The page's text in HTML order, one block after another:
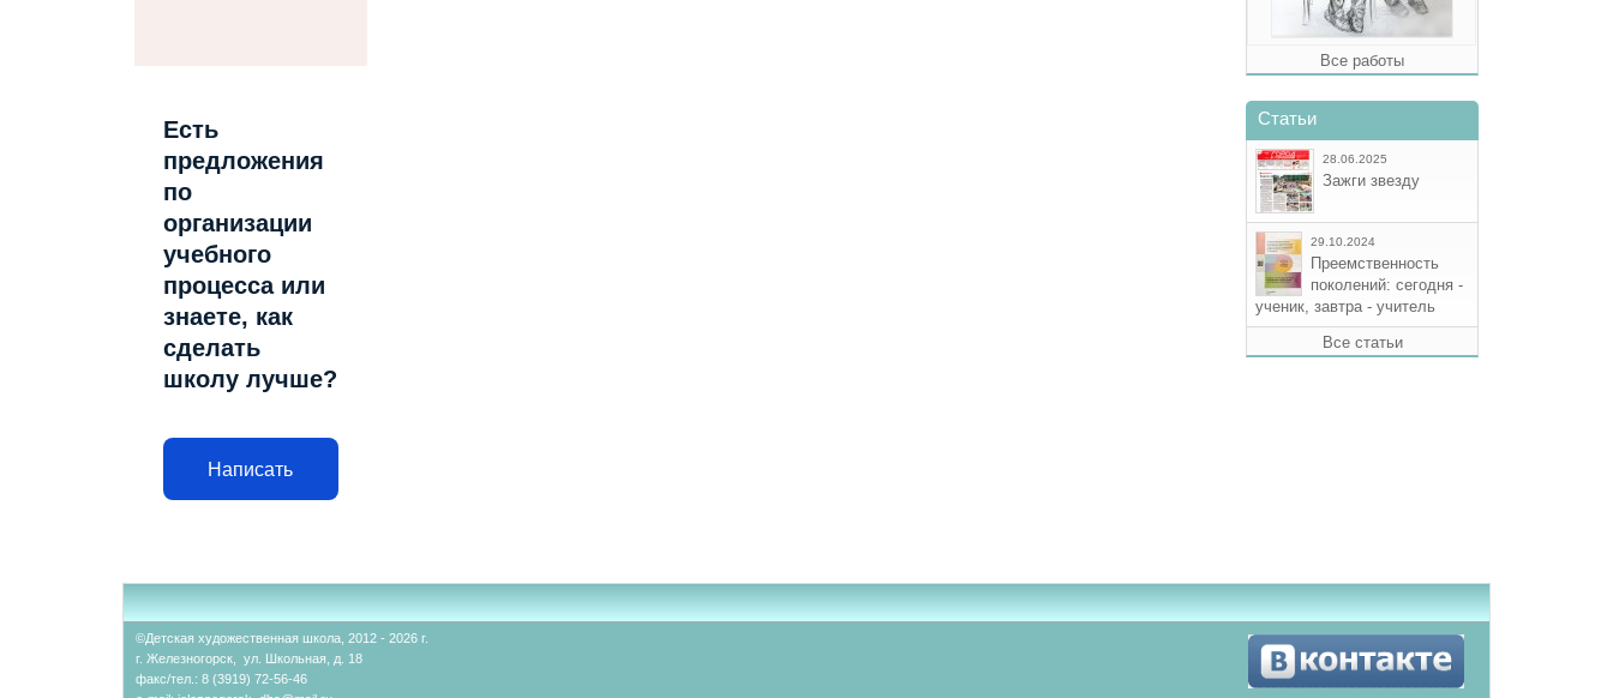
Есть
предложения
по
организации
учебного
процесса или
знаете, как
сделать
школу лучше?
Написать
Все работы
Статьи
28.06.2025
Зажги звезду
29.10.2024
Преемственность
поколений: сегодня -
ученик, завтра - учитель
Все статьи
©Детская художественная школа, 2012 - 2026 г.
г. Железногорск, ул. Школьная, д. 18
факс/тел.: 8 (3919) 72-56-46